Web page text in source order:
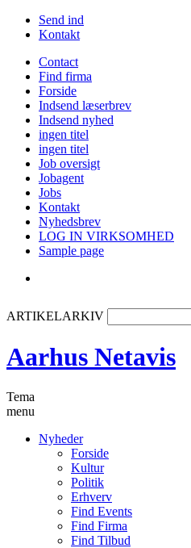
Send ind
Kontakt
Contact
Find firma
Forside
Indsend læserbrev
Indsend nyhed
ingen titel
ingen titel
Job oversigt
Jobagent
Jobs
Kontakt
Nyhedsbrev
LOG IN VIRKSOMHED
Sample page
ARTIKELARKIV
Aarhus Netavis
Tema
menu
Nyheder
Forside
Kultur
Politik
Erhverv
Find Events
Find Firma
Find Tilbud